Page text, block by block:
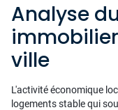
Analyse
ville
L'activité économique
logements stable qui